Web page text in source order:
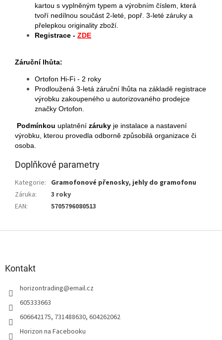
kartou s vyplněným typem a výrobním číslem, která
tvoří nedílnou součást 2-leté, popř. 3-leté záruky a
přelepkou originality zboží.
Registrace - ZDE
Záruční lhůta:
Ortofon Hi-Fi - 2 roky
Prodloužená 3-letá záruční lhůta na základě registrace
výrobku zakoupeného u autorizovaného prodejce
značky Ortofon.
Podmínkou uplatnění záruky je instalace a nastavení
výrobku, kterou provedla odborně způsobilá organizace či
osoba.
Doplňkové parametry
Kategorie: Gramofonové přenosky, jehly do gramofonu
Záruka:
3 roky
EAN: 5705796080513
Kontakt
horizontrading@email.cz
605333663
606642175, 731488630, 604262062
Horizon na Facebooku